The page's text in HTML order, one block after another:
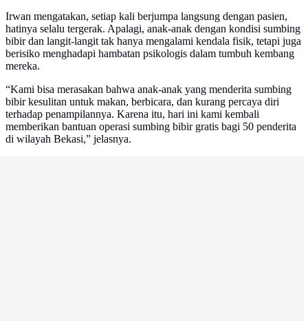
Irwan mengatakan, setiap kali berjumpa langsung dengan pasien,
hatinya selalu tergerak. Apalagi, anak-anak dengan kondisi sumbing
bibir dan langit-langit tak hanya mengalami kendala fisik, tetapi juga
berisiko menghadapi hambatan psikologis dalam tumbuh kembang
mereka.
“Kami bisa merasakan bahwa anak-anak yang menderita sumbing
bibir kesulitan untuk makan, berbicara, dan kurang percaya diri
terhadap penampilannya. Karena itu, hari ini kami kembali
memberikan bantuan operasi sumbing bibir gratis bagi 50 penderita
di wilayah Bekasi,” jelasnya.